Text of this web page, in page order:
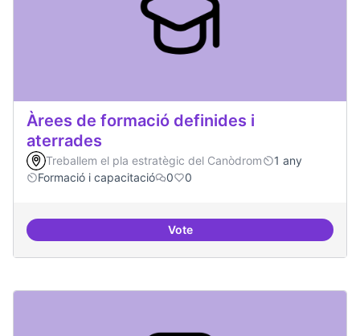
Àrees de formació definides i
aterrades
Treballem el pla estratègic del Canòdrom
1 any
Formació i capacitació
0 0
VoteÀrees de formació definides i